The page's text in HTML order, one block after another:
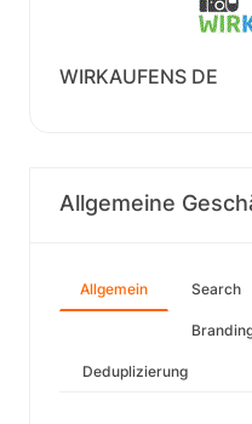
WIRKAUFENS DE
Allgemeine
Allgemein Search
Deduplizierung